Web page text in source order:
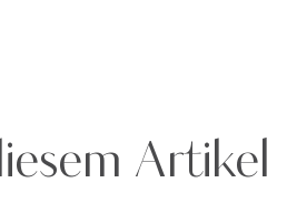
Artikel